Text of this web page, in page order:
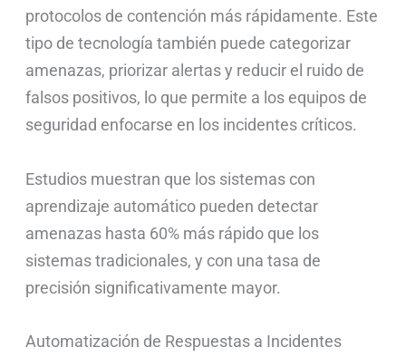
protocolos de contención más rápidamente. Este
tipo de tecnología también puede categorizar
amenazas, priorizar alertas y reducir el ruido de
falsos positivos, lo que permite a los equipos de
seguridad enfocarse en los incidentes críticos.
Estudios muestran que los sistemas con
aprendizaje automático pueden detectar
amenazas hasta 60% más rápido que los
sistemas tradicionales, y con una tasa de
precisión significativamente mayor.
Automatización de Respuestas a Incidentes